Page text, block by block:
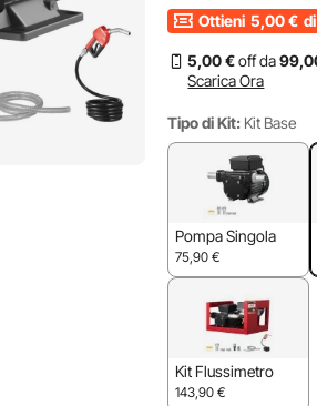
Ottieni 5,00 €
5,00 €off da99
Scarica Ora
Tipo di Kit: Kit Base
Pompa Singola
75,90 €
Kit Flussimetro
143,90 €